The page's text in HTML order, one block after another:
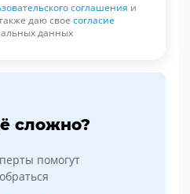
соглашения и
даю свое согласие
данных
сложно?
помогут